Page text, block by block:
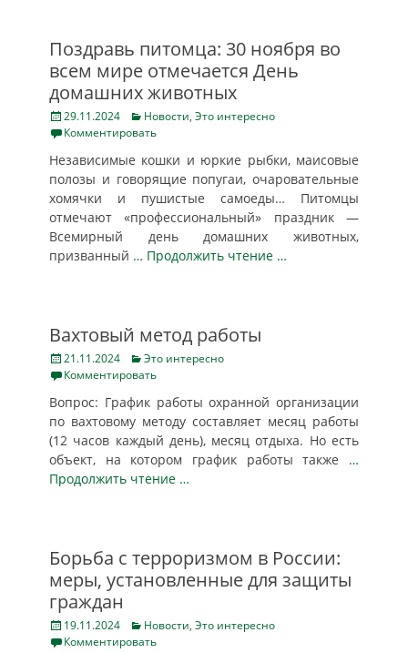
Поздравь питомца: 30 ноября во
всем мире отмечается День
домашних животных
Posted
on
29.11.2024 Categories
Новости, Это интересно
Комментировать
Независимые кошки и юркие рыбки, маисовые
полозы и говорящие попугаи, очаровательные
хомячки и пушистые самоеды… Питомцы
отмечают «профессиональный» праздник —
Всемирный день домашних животных,
призванный … Продолжить чтение …
Вахтовый метод работы
Posted
on
21.11.2024 Categories
Это интересно
Комментировать
Вопрос: График работы охранной организации
по вахтовому методу составляет месяц работы
(12 часов каждый день), месяц отдыха. Но есть
объект, на котором график работы также …
Продолжить чтение …
Борьба с терроризмом в России:
меры, установленные для защиты
граждан
Posted
on
19.11.2024 Categories
Новости, Это интересно
Комментировать